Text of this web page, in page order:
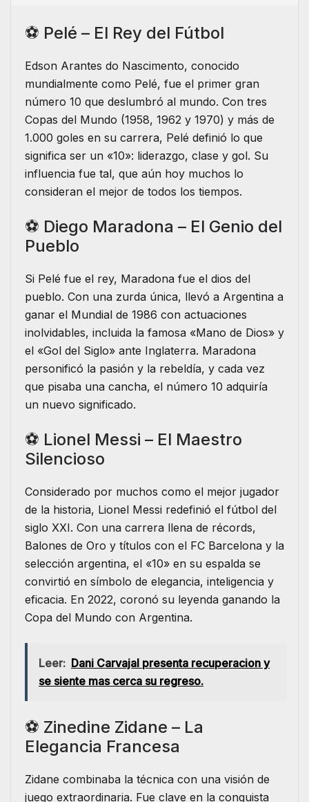
⚽ Pelé – El Rey del Fútbol
Edson Arantes do Nascimento, conocido
mundialmente como Pelé, fue el primer gran
número 10 que deslumbró al mundo. Con tres
Copas del Mundo (1958, 1962 y 1970) y más de
1.000 goles en su carrera, Pelé definió lo que
significa ser un «10»: liderazgo, clase y gol. Su
influencia fue tal, que aún hoy muchos lo
consideran el mejor de todos los tiempos.
⚽ Diego Maradona – El Genio del
Pueblo
Si Pelé fue el rey, Maradona fue el dios del
pueblo. Con una zurda única, llevó a Argentina a
ganar el Mundial de 1986 con actuaciones
inolvidables, incluida la famosa «Mano de Dios» y
el «Gol del Siglo» ante Inglaterra. Maradona
personificó la pasión y la rebeldía, y cada vez
que pisaba una cancha, el número 10 adquiría
un nuevo significado.
⚽ Lionel Messi – El Maestro
Silencioso
Considerado por muchos como el mejor jugador
de la historia, Lionel Messi redefinió el fútbol del
siglo XXI. Con una carrera llena de récords,
Balones de Oro y títulos con el FC Barcelona y la
selección argentina, el «10» en su espalda se
convirtió en símbolo de elegancia, inteligencia y
eficacia. En 2022, coronó su leyenda ganando la
Copa del Mundo con Argentina.
Leer: Dani Carvajal presenta recuperacion y
se siente mas cerca su regreso.
⚽ Zinedine Zidane – La
Elegancia Francesa
Zidane combinaba la técnica con una visión de
juego extraordinaria. Fue clave en la conquista